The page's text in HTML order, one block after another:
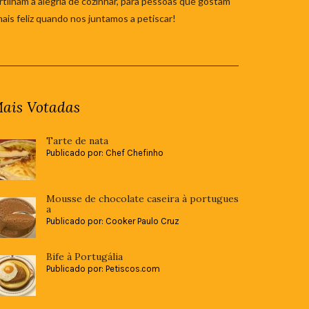
feliz quando nos juntamos a petiscar!
Votadas
Tarte de nata
Publicado por: Chef Chefinho
Mousse de chocolate caseira à portugues
a
Publicado por: Cooker Paulo Cruz
Bife à Portugália
Publicado por: Petiscos.com